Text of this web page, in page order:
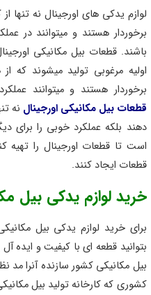
لوازم یدکی های اورجینال نه تنها
برخوردار هستند و میتوانند در
باشند. قطعات بیل مکانیکی
اولیه مرغوبی تولید میشوند که
برخوردار هستند و میتوانند
قطعات بیل مکانیکی اورجینال نه
دهند بلکه عملکرد خوبی را برای
است تا قطعات اورجینال را تهیه
قطعات ایجاد کنند.
خرید لوازم یدکی بیل
برای خرید لوازم یدکی بیل
بتوانید قطعه ای با کیفیت و ایده
بیل مکانیکی کشور سازنده آنرا
کشوری که کارخانه تولید بیل